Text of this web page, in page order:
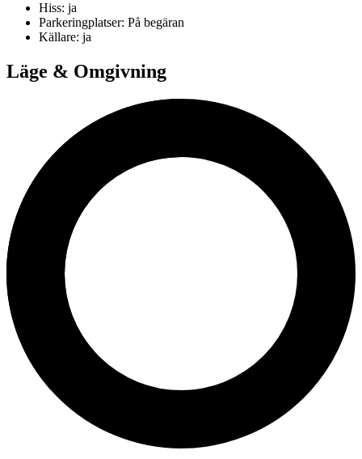
Hiss: ja
Parkeringplatser: På begäran
Källare: ja
Läge & Omgivning